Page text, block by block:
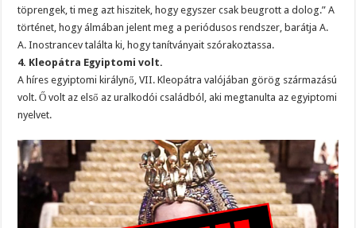
töprengek, ti meg azt hiszitek, hogy egyszer csak beugrott a dolog.” A
történet, hogy álmában jelent meg a periódusos rendszer, barátja A.
A. Inostrancev találta ki, hogy tanítványait szórakoztassa.
4. Kleopátra Egyiptomi volt.
A híres egyiptomi királynő, VII. Kleopátra valójában görög származású
volt. Ő volt az első az uralkodói családból, aki megtanulta az egyiptomi
nyelvet.